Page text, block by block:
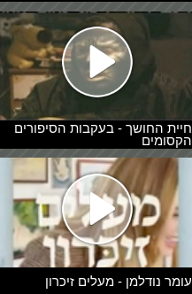
חיית החושך - בעקבות הסיפורים
הקסומים
עומר נודלמן - מעלים זיכרון